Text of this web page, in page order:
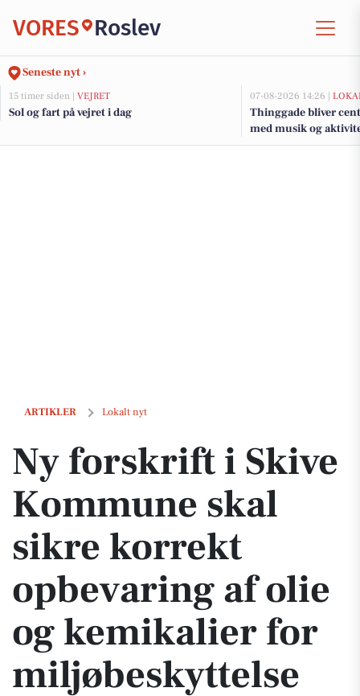
VORES Roslev
Seneste nyt ›
15 timer siden | VEJRET
Sol og fart på vejret i dag
07-08-2026 14:26 |
Thinggade bliver
med musik og
års jubilæum
ARTIKLER Lokalt nyt
Ny forskrift i Skive Kommune skal sikre korrekt opbevaring af olie
Ny forskrift i Skive
Kommune skal
sikre korrekt
opbevaring af olie
og kemikalier for
miljøbeskyttelse